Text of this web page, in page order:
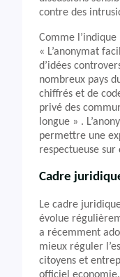
contre des
Comme l’indique
« L’anonymat
d’idées
nombreux pays
chiffrés et de
privé des
longue » .
permettre une
respectueuse sur
Cadre
Le cadre
évolue
a récemment
mieux réguler
citoyens et